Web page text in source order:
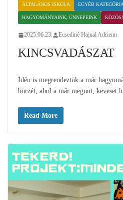
ÁLTALÁNOS ISKOLA EGYÉB
HAGYOMÁNYAINK, ÜNNEPEINK
2025.06.23. Ecsediné Hajnal Adrienn
KINCSVADÁSZAT
Idén is megrendeztük a már
börzét, ahol a már megunt, keveset
Read More